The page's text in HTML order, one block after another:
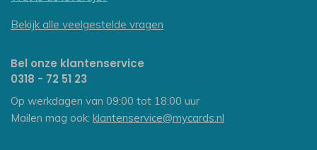
Bekijk alle veelgestelde vragen
Bel onze klantenservice
0318 - 72 51 23
Op werkdagen van 09:00 tot 18:00 uur
Mailen mag ook: klantenservice@mycards.nl